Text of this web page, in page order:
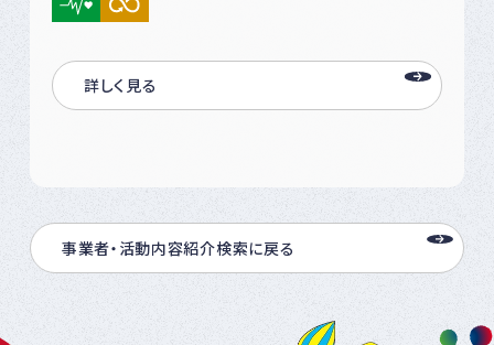
詳しく見る
事業者・活動内容紹介検索に戻る